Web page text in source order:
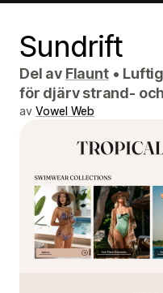
Sundrift
Del av Flaunt •
för djärv strand-
av Vowel Web